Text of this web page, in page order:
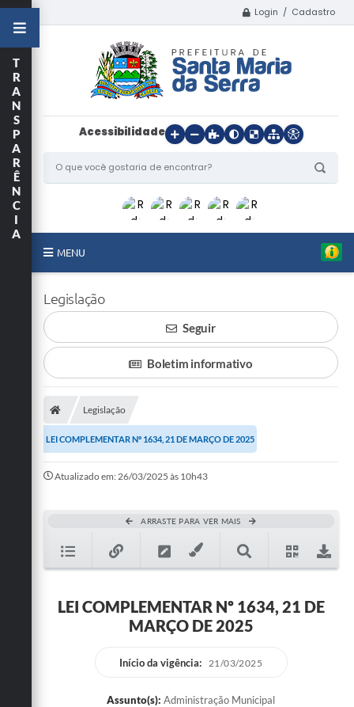
Login / Cadastro
Acessibilidade
MENU
O Município
Departamentos
Turismo
Cultura
Conselhos Municipais
Legislação
Emprega
T
R
A
N
S
P
A
R
Ê
N
C
I
A
Legislação
Seguir
Boletim informativo
Legislação
LEI COMPLEMENTAR Nº 1634, 21 DE MARÇO DE 2025
Atualizado em: 26/03/2025 às 10h43
ARRASTE PARA VER MAIS
LEI COMPLEMENTAR Nº 1634, 21 DE
MARÇO DE 2025
Início da vigência: 21/03/2025
Assunto(s): Administração Municipal